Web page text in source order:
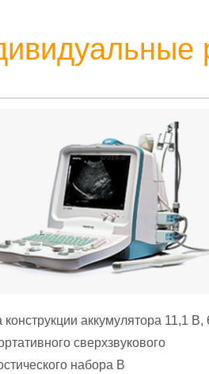
аккумулятора 11,1 В,
сверхзвукового
набора B